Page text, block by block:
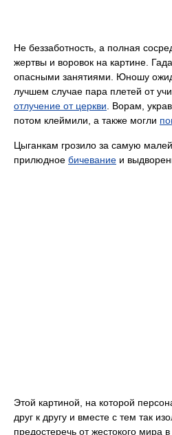
Не беззаботность, а полная
жертвы и воровок на картине.
опасными занятиями. Юношу
лучшем случае пара плетей от
отлучение от церкви . Ворам,
потом клеймили, а также могли
Цыганкам грозило за самую
прилюдное бичевание и
Этой картиной, на которой
друг к другу и вместе с тем так
предостеречь от жестокого мира